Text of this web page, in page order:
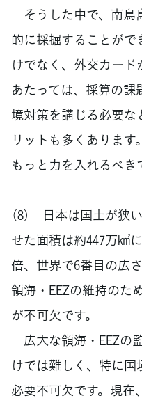
そうした中で、南鳥
的に採掘することが
けでなく、外交カー
あたっては、採算の
境対策を講じる必要な
リットも多くありま
もっと力を入れるべき
（8） 日本は国土が狭
せた面積は約447万㎢
倍、世界で6番目の広
領海・EEZの維持のた
が不可欠です。
広大な領海・EEZの
けでは難しく、特に
必要不可欠です。現